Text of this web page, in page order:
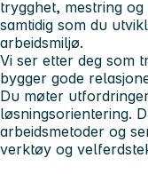
trygghet, mestring
samtidig som du
arbeidsmiljø.
Vi ser etter deg som
bygger gode
Du møter
løsningsorientering.
arbeidsmetoder og
verktøy og